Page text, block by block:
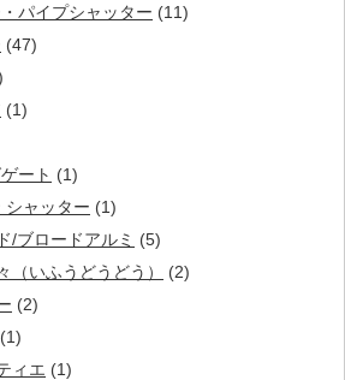
パイプシャッター (11)
(47)
(1)
ート (1)
シャッター (1)
ブロードアルミ (5)
いふうどうどう）
(2)
(2)
(1)
ィエ (1)